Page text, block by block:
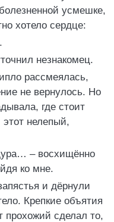
усмешке,
хотело сердце:
незнакомец.
рассмеялась,
не вернулось. Но
где стоит
нелепый,
– восхищённо
ко мне.
и дёрнули
Крепкие объятия
прохожий сделал то,